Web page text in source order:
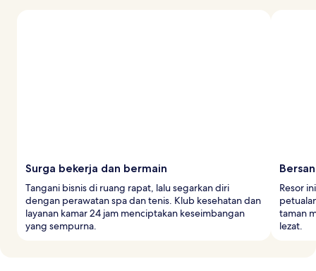
Surga bekerja dan bermain
Tangani bisnis di ruang rapat, lalu segarkan diri
dengan perawatan spa dan tenis. Klub kesehatan dan
layanan kamar 24 jam menciptakan keseimbangan
yang sempurna.
Resor
taman
lezat.